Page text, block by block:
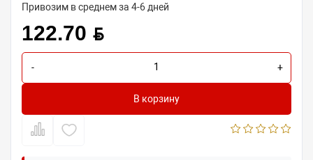
Привозим в среднем за 4-6 дней
122.70 BYN
- +
В корзину